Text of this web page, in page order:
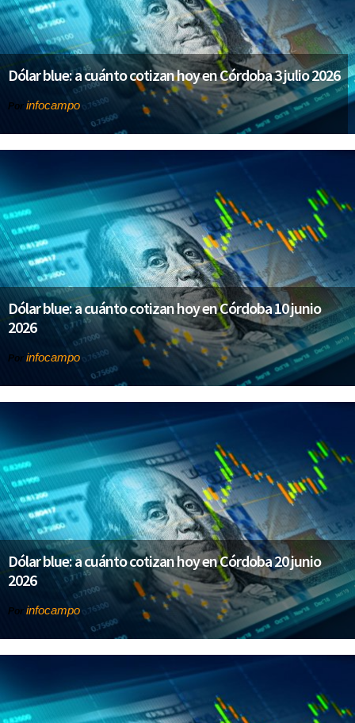
Dólar blue: a cuánto cotizan hoy en Córdoba 3 julio 2026
Por infocampo
Dólar blue: a cuánto cotizan hoy en Córdoba 10 junio
2026
Por infocampo
Dólar blue: a cuánto cotizan hoy en Córdoba 20 junio
2026
Por infocampo